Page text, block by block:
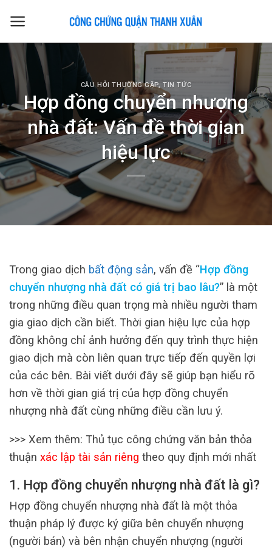
CÂU HỎI THƯỜNG GẶP,TIN TỨC
Hợp đồng chuyển nhượng
nhà đất: Vấn đề thời gian
hiệu lực
Trong giao dịch bất động sản, vấn đề “Hợp đồng
chuyển nhượng nhà đất có giá trị bao lâu?” là một
trong những điều quan trọng mà nhiều người tham
gia giao dịch cần biết. Thời gian hiệu lực của hợp
đồng không chỉ ảnh hưởng đến quy trình thực hiện
giao dịch mà còn liên quan trực tiếp đến quyền lợi
của các bên. Bài viết dưới đây sẽ giúp bạn hiểu rõ
hơn về thời gian giá trị của hợp đồng chuyển
nhượng nhà đất cùng những điều cần lưu ý.
>>> Xem thêm: Thủ tục công chứng văn bản thỏa
thuận xác lập tài sản riêng theo quy định mới nhất
1. Hợp đồng chuyển nhượng nhà đất là gì?
Hợp đồng chuyển nhượng nhà đất là một thỏa
thuận pháp lý được ký giữa bên chuyển nhượng
(người bán) và bên nhận chuyển nhượng (người